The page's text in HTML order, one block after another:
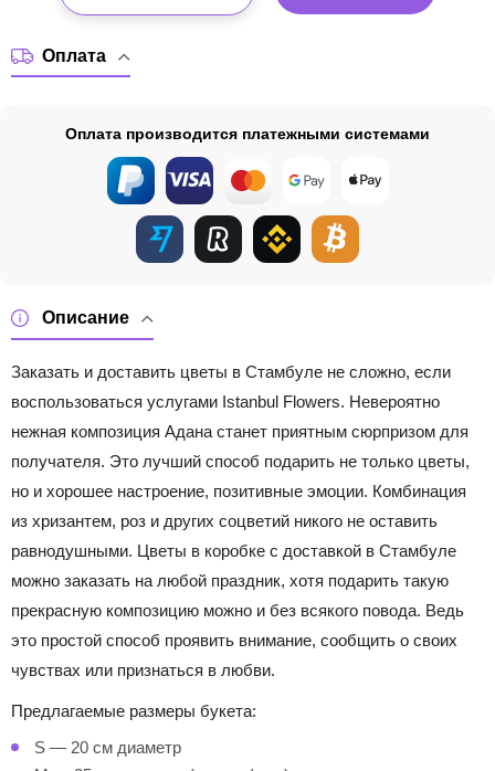
Описание
Заказать и доставить цветы в Стамбуле не сложно, если
воспользоваться услугами Istanbul Flowers. Невероятно
нежная композиция Адана станет приятным сюрпризом для
получателя. Это лучший способ подарить не только цветы,
но и хорошее настроение, позитивные эмоции. Комбинация
из хризантем, роз и других соцветий никого не оставить
равнодушными. Цветы в коробке с доставкой в Стамбуле
можно заказать на любой праздник, хотя подарить такую
прекрасную композицию можно и без всякого повода. Ведь
это простой способ проявить внимание, сообщить о своих
чувствах или признаться в любви.
Предлагаемые размеры букета:
S — 20 см диаметр
Оплата
Оплата производится платежными системами